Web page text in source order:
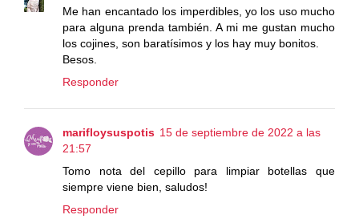
Me han encantado los imperdibles, yo los uso mucho
para alguna prenda también. A mi me gustan mucho
los cojines, son baratísimos y los hay muy bonitos.
Besos.
Responder
marifloysuspotis 15 de septiembre de 2022 a las
21:57
Tomo nota del cepillo para limpiar botellas que
siempre viene bien, saludos!
Responder